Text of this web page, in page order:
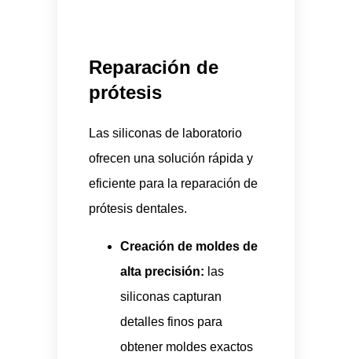
Reparación de
prótesis
Las siliconas de laboratorio
ofrecen una solución rápida y
eficiente para la reparación de
prótesis dentales.
Creación de moldes de
alta precisión: las
siliconas capturan
detalles finos para
obtener moldes exactos